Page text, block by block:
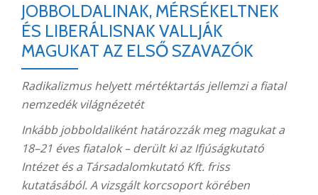
JOBBOLDALINAK, MÉRSÉKELTNEK
ÉS LIBERÁLISNAK VALLJÁK
MAGUKAT AZ ELSŐ SZAVAZÓK
Radikalizmus helyett mértéktartás jellemzi a fiatal
nemzedék világnézetét
Inkább jobboldaliként határozzák meg magukat a
18–21 éves fiatalok – derült ki az Ifjúságkutató
Intézet és a Társadalomkutató Kft. friss
kutatásából. A vizsgált korcsoport körében